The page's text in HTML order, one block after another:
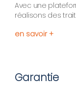
Avec une
réalisons des
en savoir +
Garantie